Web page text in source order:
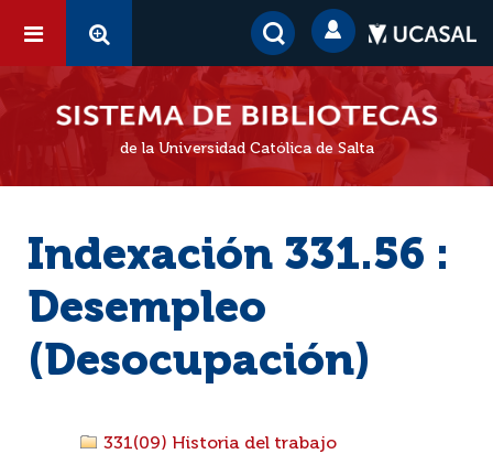
de la Universidad Católica de Salta
Indexación 331.56 :
Desempleo
(Desocupación)
331(09) Historia del trabajo